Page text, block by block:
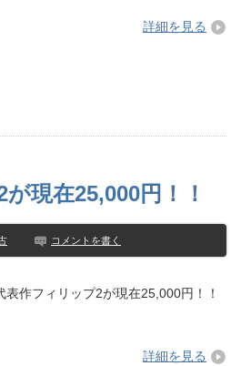
詳細を見る
現在25,000円！！
コメントを書く
表作フィリップ2が現在25,000円！！
詳細を見る